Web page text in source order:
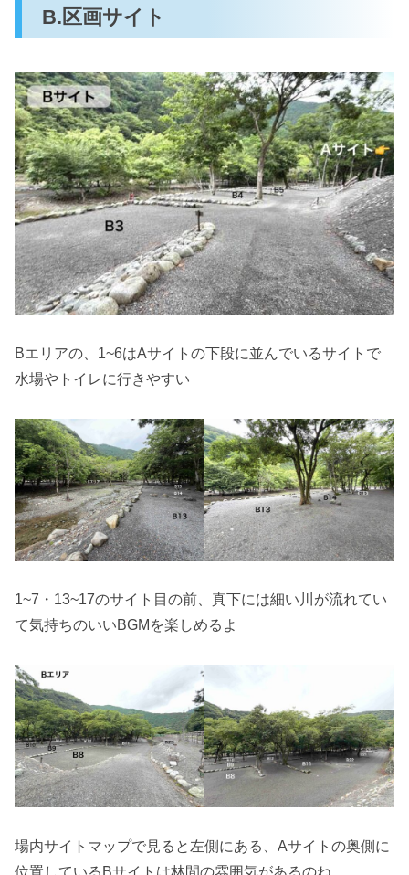
B.区画サイト
Bエリアの、1~6はAサイトの下段に並んでいるサイトで
水場やトイレに行きやすい
1~7・13~17のサイト目の前、真下には細い川が流れてい
て気持ちのいいBGMを楽しめるよ
場内サイトマップで見ると左側にある、Aサイトの奥側に
位置しているBサイトは林間の雰囲気があるのね